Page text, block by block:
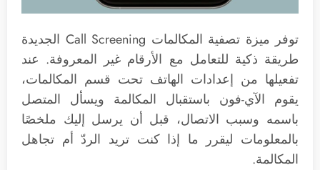
توفر ميزة تصفية المكالمات Call Screening الجديدة
طريقة ذكية للتعامل مع الأرقام غير المعروفة. عند
تفعيلها من إعدادات الهاتف تحت قسم المكالمات،
يقوم الآي-فون باستقبال المكالمة ويسأل المتصل
باسمه وسبب الاتصال، قبل أن يرسل إليك ملخصًا
بالمعلومات ليقرر ما إذا كنت تريد الردّ أم تجاهل
المكالمة.